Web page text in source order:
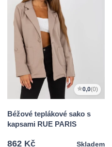
0,0(0)
Béžové teplákové sako s
kapsami RUE PARIS
862 Kč
Skladem